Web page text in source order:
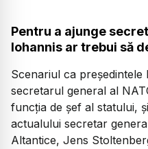
Pentru a ajunge
Iohannis ar trebui să
Scenariul ca președintele
secretarul general al
funcția de șef al statului,
actualului secretar
Altantice, Jens